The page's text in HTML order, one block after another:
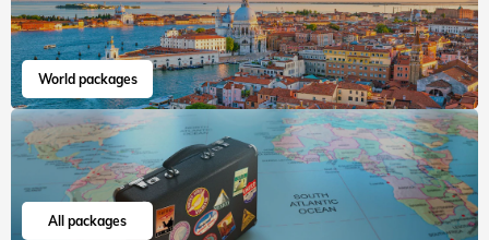
World packages
All packages